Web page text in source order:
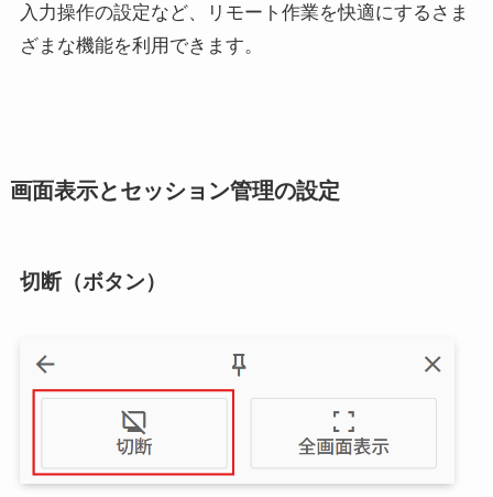
入力操作の設定など、リモート作業を快適にするさま
ざまな機能を利用できます。
画面表示とセッション管理の設定
切断（ボタン）